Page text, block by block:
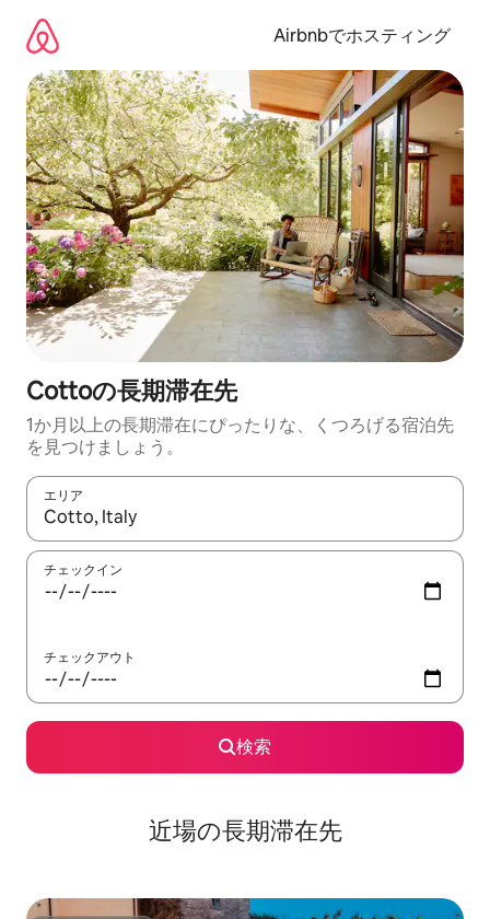
Airbnbでホスティング
Cottoの長期滞在先
1か月以上の長期滞在にぴったりな、くつろげる宿泊先
を見つけましょう。
エリア
検索結果が表示されたら、上下の矢印キーを使って移動するか
チェックイン
チェックアウト
検索
近場の長期滞在先